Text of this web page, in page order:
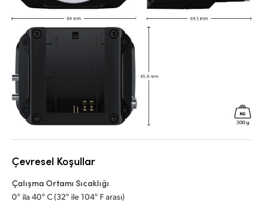
Çevresel Koşullar
Çalışma Ortamı Sıcaklığı
0° ila 40° C (32° ile 104° F arası)